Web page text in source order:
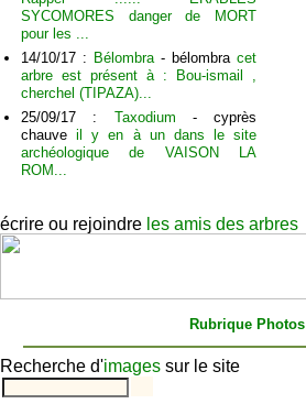
SYCOMORES danger de MORT
pour les ...
14/10/17 : Bélombra- bélombracet
arbre est présent à : Bou-ismail ,
cherchel (TIPAZA)...
25/09/17 : Taxodium - cyprès
chauve il y en à un dans le site
archéologique de VAISON LA
ROM...
écrire ou rejoindre les amis des arbres
Rubrique Photos
Recherche d'images sur le site